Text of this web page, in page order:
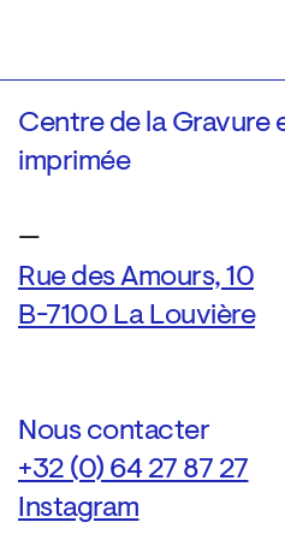
Centre de la Gravure
imprimée
—
Rue des Amours, 10
B-7100 La Louvière
Nous contacter
+32 (0) 64 27 87 27
Instagram